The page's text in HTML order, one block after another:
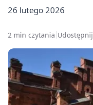
26 lutego 2026
2 min czytania Udostępnij